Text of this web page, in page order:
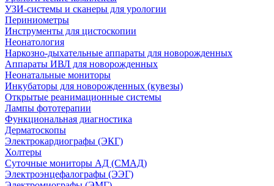
УЗИ-системы и сканеры для урологии
Периниометры
Инструменты для цистоскопии
Неонатология
Наркозно-дыхательные аппараты для новорожденных
Аппараты ИВЛ для новорожденных
Неонатальные мониторы
Инкубаторы для новорожденных (кувезы)
Открытые реанимационные системы
Лампы фототерапии
Функциональная диагностика
Дерматоскопы
Электрокардиографы (ЭКГ)
Холтеры
Суточные мониторы АД (СМАД)
Электроэнцефалографы (ЭЭГ)